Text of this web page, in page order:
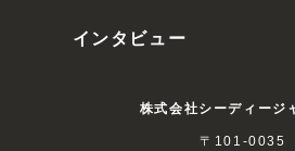
インタビュー
株式会社シーディージ
〒101-0035